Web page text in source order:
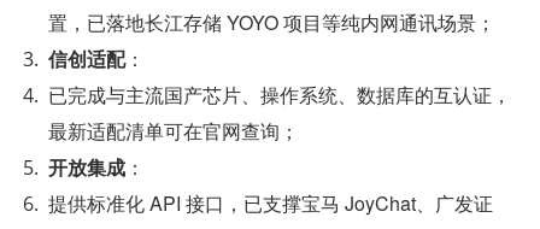
置，已落地长江存储 YOYO 项目等纯内网通讯场景；
信创适配：
已完成与主流国产芯片、操作系统、数据库的互认证，
最新适配清单可在官网查询；
开放集成 ：
提供标准化 API 接口，已支撑宝马 JoyChat、广发证